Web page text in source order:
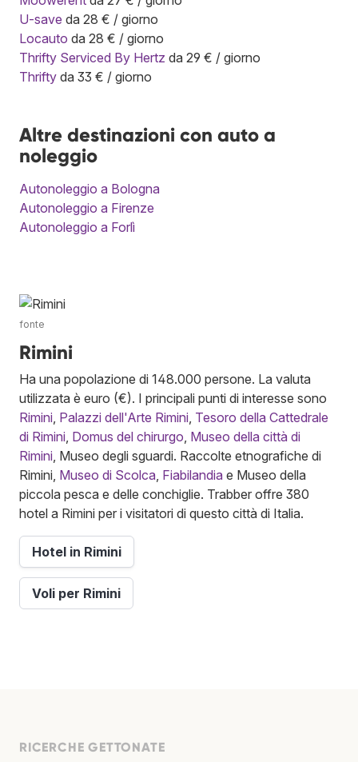
U-save da 28 € / giorno
Locauto da 28 € / giorno
Thrifty Serviced By Hertz da 29 € / giorno
Thrifty da 33 € / giorno
Altre destinazioni con auto a
noleggio
Autonoleggio a Bologna
Autonoleggio a Firenze
Autonoleggio a Forlì
fonte
Rimini
Ha una popolazione di 148.000 persone. La valuta
utilizzata è euro (€). I principali punti di interesse sono
Rimini Palazzi dell'Arte Rimini Tesoro della Cattedrale
di Rimini Domus del chirurgo Museo della città di
Rimini , Museo degli sguardi. Raccolte etnografiche di
Rimini, Museo di Scolca Fiabilandia e Museo della
piccola pesca e delle conchiglie. Trabber offre 380
hotel a Rimini per i visitatori di questo città di Italia.
Hotel in Rimini
Voli per Rimini
RICERCHE GETTONATE